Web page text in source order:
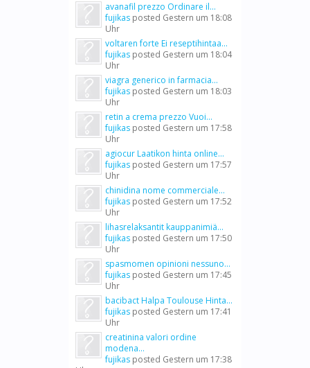
avanafil prezzo Ordinare il...
fujikas posted Gestern um 18:08
Uhr
voltaren forte Ei reseptihintaa...
fujikas posted Gestern um 18:04
Uhr
viagra generico in farmacia...
fujikas posted Gestern um 18:03
Uhr
retin a crema prezzo Vuoi...
fujikas posted Gestern um 17:58
Uhr
agiocur Laatikon hinta online...
fujikas posted Gestern um 17:57
Uhr
chinidina nome commerciale...
fujikas posted Gestern um 17:52
Uhr
lihasrelaksantit kauppanimiä...
fujikas posted Gestern um 17:50
Uhr
spasmomen opinioni nessuno...
fujikas posted Gestern um 17:45
Uhr
bacibact Halpa Toulouse Hinta...
fujikas posted Gestern um 17:41
Uhr
creatinina valori ordine
modena...
fujikas posted Gestern um 17:38